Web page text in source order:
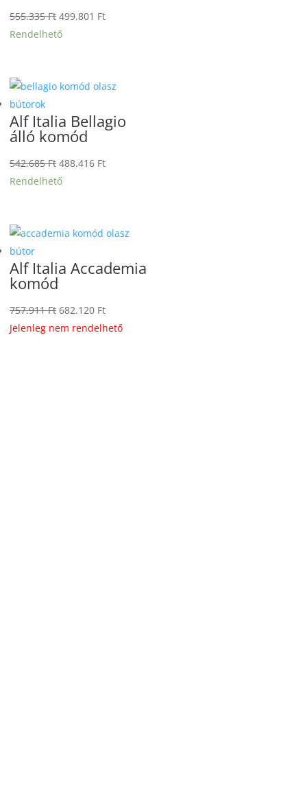
555.335Ft Original
price
499.801 FtCurrent
Rendelhető
Alf Italia Bellagio
álló komód
542.685Ft Original
price
488.416 FtCurrent
Rendelhető
Alf Italia Accademia
komód
757.911Ft Original
price
682.120 FtCurrent
price
Jelenleg nem rendelhető